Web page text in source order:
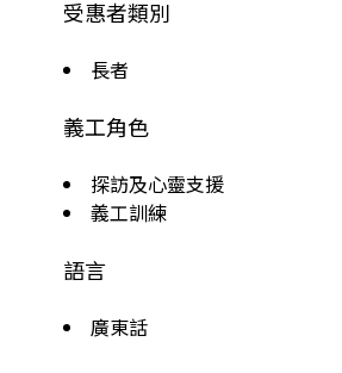
受惠者類別
長者
義工角色
探訪及心靈支援
義工訓練
語言
廣東話